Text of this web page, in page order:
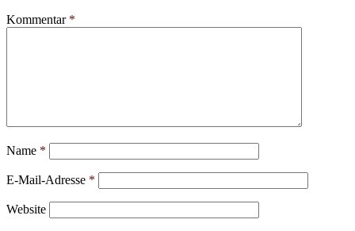
Kommentar *
Name *
E-Mail-Adresse *
Website